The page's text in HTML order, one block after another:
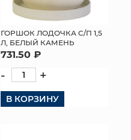
ГОРШОК ЛОДОЧКА С/П 1,5
Л, БЕЛЫЙ КАМЕНЬ
731.50 ₽
- +
В КОРЗИНУ